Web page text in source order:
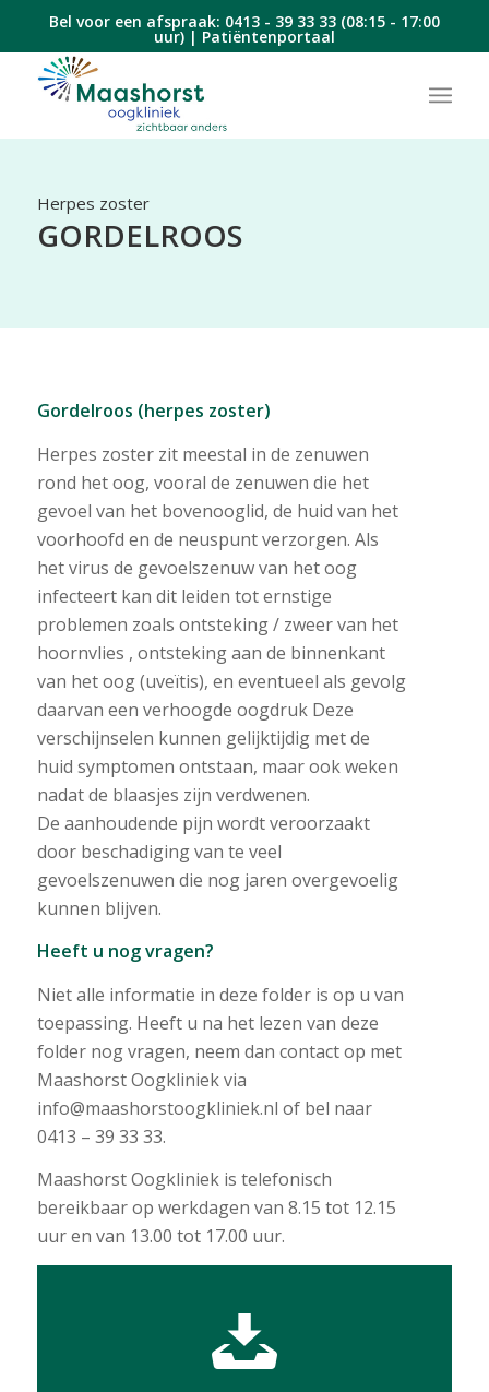
Bel voor een afspraak: 0413 - 39 33 33(08:15 - 17:00
uur) | Patiëntenportaal
Herpes zoster
GORDELROOS
Gordelroos (herpes zoster)
Herpes zoster zit meestal in de zenuwen
rond het oog, vooral de zenuwen die het
gevoel van het bovenooglid, de huid van het
voorhoofd en de neuspunt verzorgen. Als
het virus de gevoelszenuw van het oog
infecteert kan dit leiden tot ernstige
problemen zoals ontsteking / zweer van het
hoornvlies , ontsteking aan de binnenkant
van het oog (uveïtis), en eventueel als gevolg
daarvan een verhoogde oogdruk Deze
verschijnselen kunnen gelijktijdig met de
huid symptomen ontstaan, maar ook weken
nadat de blaasjes zijn verdwenen.
De aanhoudende pijn wordt veroorzaakt
door beschadiging van te veel
gevoelszenuwen die nog jaren overgevoelig
kunnen blijven.
Heeft u nog vragen?
Niet alle informatie in deze folder is op u van
toepassing. Heeft u na het lezen van deze
folder nog vragen, neem dan contact op met
Maashorst Oogkliniek via
info@maashorstoogkliniek.nl of bel naar
0413 – 39 33 33.
Maashorst Oogkliniek is telefonisch
bereikbaar op werkdagen van 8.15 tot 12.15
uur en van 13.00 tot 17.00 uur.